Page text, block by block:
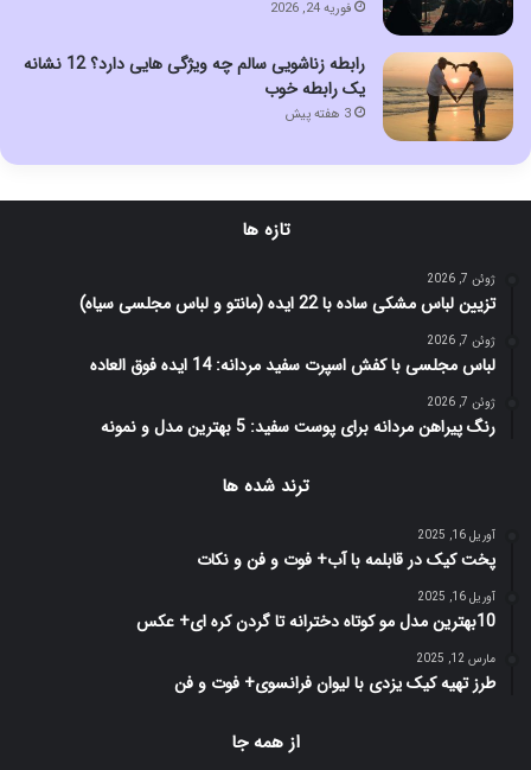
فوریه 24, 2026
رابطه زناشویی سالم چه ویژگی هایی دارد؟ 12 نشانه
یک رابطه خوب
3 هفته پیش
تازه ها
ژوئن 7, 2026
تزیین لباس مشکی ساده با 22 ایده (مانتو و لباس مجلسی سیاه)
ژوئن 7, 2026
لباس مجلسی با کفش اسپرت سفید مردانه: 14 ایده فوق العاده
ژوئن 7, 2026
رنگ پیراهن مردانه برای پوست سفید: 5 بهترین مدل و نمونه
ترند شده ها
آوریل 16, 2025
پخت کیک در قابلمه با آب+ فوت و فن و نکات
آوریل 16, 2025
10بهترین مدل مو کوتاه دخترانه تا گردن کره ای+ عکس
مارس 12, 2025
طرز تهیه کیک یزدی با لیوان فرانسوی+ فوت و فن
از همه جا